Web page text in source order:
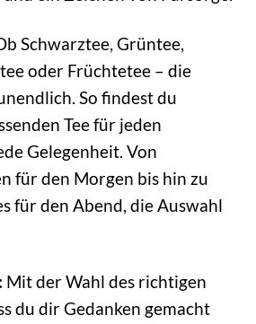
Schwarztee, Grüntee,
oder Früchtetee – die
So findest du
Tee für jeden
Gelegenheit. Von
für den Morgen bis hin zu
für den Abend, die Auswahl
Mit der Wahl des richtigen
du dir Gedanken gemacht